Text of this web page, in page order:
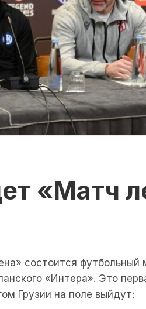
«Матч
состоится
«Интера». Это
Грузии на поле выйдут: